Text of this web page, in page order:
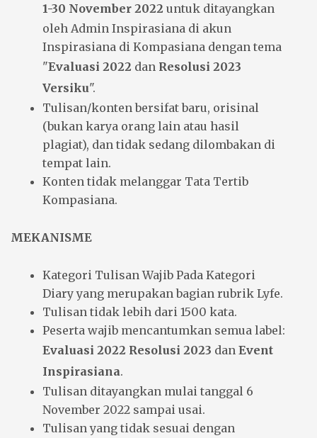
1-30 November 2022 untuk ditayangkan
oleh Admin Inspirasiana di akun
Inspirasiana di Kompasiana dengan tema
"Evaluasi 2022 dan Resolusi 2023
Versiku".
Tulisan/konten bersifat baru, orisinal
(bukan karya orang lain atau hasil
plagiat), dan tidak sedang dilombakan di
tempat lain.
Konten tidak melanggar Tata Tertib
Kompasiana.
MEKANISME
Kategori Tulisan Wajib Pada Kategori
Diary yang merupakan bagian rubrik Lyfe.
Tulisan tidak lebih dari 1500 kata.
Peserta wajib mencantumkan semua label:
Evaluasi 2022 Resolusi 2023 dan Event
Inspirasiana.
Tulisan ditayangkan mulai tanggal 6
November 2022 sampai usai.
Tulisan yang tidak sesuai dengan